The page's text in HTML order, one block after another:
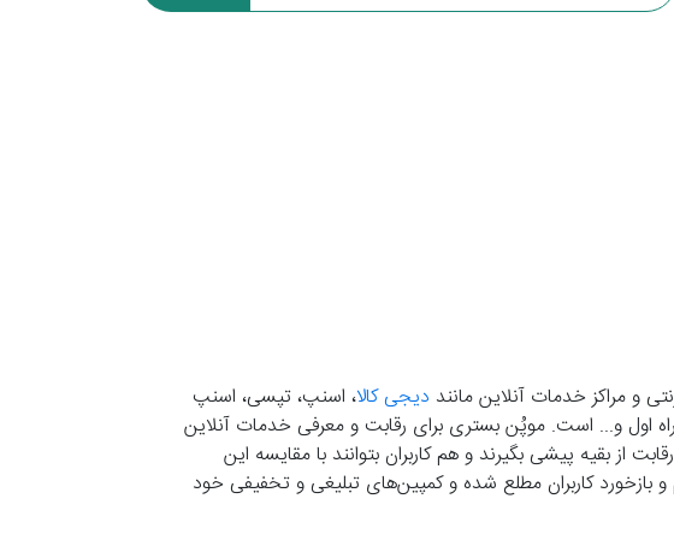
و مراکز خدمات آنلاین مانند دیجی کالا، اسنپ، تپسی، اسنپ
اول و... است. موپُن بستری برای رقابت و معرفی خدمات آنلاین
بقیه پیشی بگیرند و هم کاربران بتوانند با مقایسه این
و بازخورد کاربران مطلع شده و کمپین‌های تبلیغی و تخفیفی خود